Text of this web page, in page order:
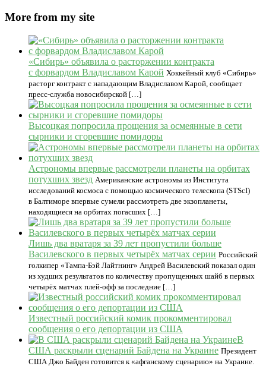
More from my site
«Сибирь» объявила о расторжении контракта
с форвардом Владиславом Карой Хоккейный клуб «Сибирь»
расторг контракт с нападающим Владиславом Карой, сообщает
пресс-служба новосибирской […]
Высоцкая попросила прощения за осмеянные в сети
сырники и сгоревшие помидоры
Астрономы впервые рассмотрели планеты на орбитах
потухших звезд Американские астрономы из Института
исследований космоса с помощью космического телескопа (STScI)
в Балтиморе впервые сумели рассмотреть две экзопланеты,
находящиеся на орбитах погасших […]
Лишь два вратаря за 39 лет пропустили больше
Василевского в первых четырёх матчах серии Российский
голкипер «Тампа-Бэй Лайтнинг» Андрей Василевский показал один
из худших результатов по количеству пропущенных шайб в первых
четырёх матчах плей-офф за последние […]
Известный российский комик прокомментировал
сообщения о его депортации из США
В
США раскрыли сценарий Байдена на Украине Президент
США Джо Байден готовится к «афганскому сценарию» на Украине.